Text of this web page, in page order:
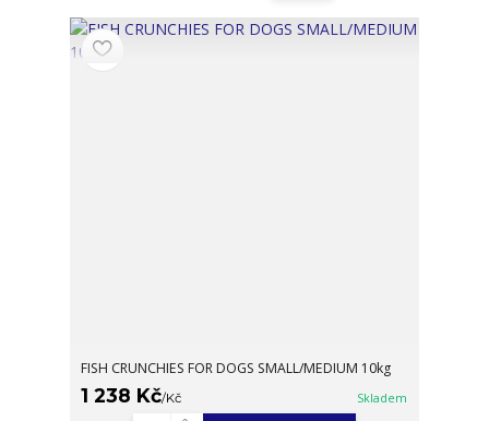
FISH CRUNCHIES FOR DOGS SMALL/MEDIUM 10kg
1 238 Kč/Kč Skladem